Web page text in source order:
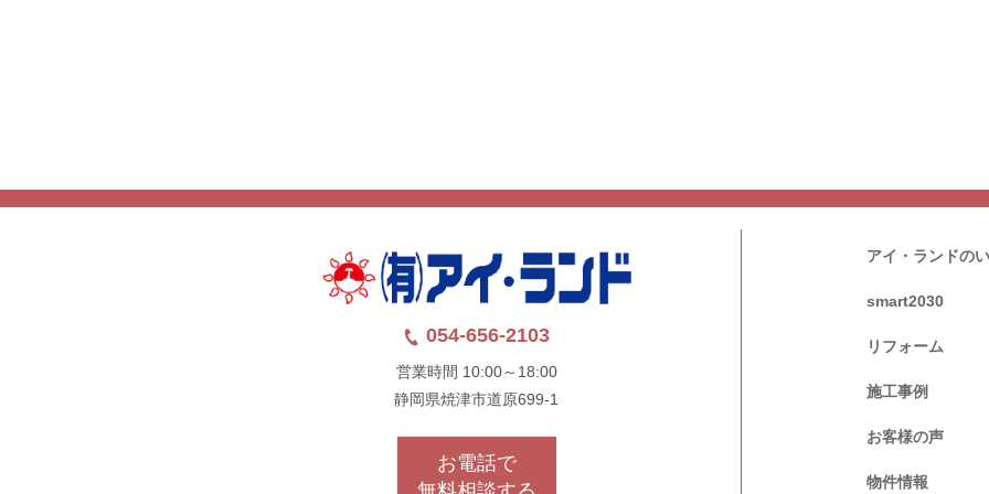
054-656-2103
営業時間 10:00～18:00
静岡県焼津市道原699-1
お電話で
アイ・ランドの
smart2030
リフォーム
施工事例
お客様の声
物件情報